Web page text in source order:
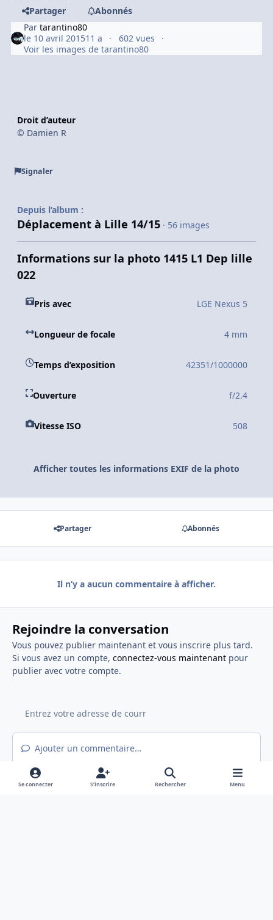
Partager
Abonnés
Partarantino80
le 10 avril 201511 a
602 vues
Voir les images de tarantino80
Droit d’auteur
© Damien R
Signaler
Depuis l’album :
Déplacement à Lille 14/15 · 56 images
Informations sur la photo 1415 L1 Dep lille
022
Pris avec LGE Nexus 5
Longueur de focale 4 mm
Temps d’exposition 42351/1000000
Ouverture f/2.4
Vitesse ISO 508
Afficher toutes les informations EXIF de la photo
Partager Abonnés
Il n’y a aucun commentaire à afficher.
Rejoindre la conversation
Vous pouvez publier maintenant et vous inscrire plus tard.
Si vous avez un compte, connectez-vous maintenantpour
publier avec votre compte.
Ajouter un commentaire…
Se connecter S’inscrire Rechercher Menu